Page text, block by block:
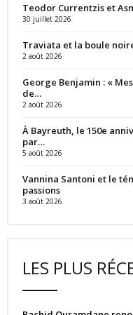
Teodor Currentzis et
30 juillet 2026
Traviata et la boule
2 août 2026
George Benjamin : «
de…
2 août 2026
À Bayreuth, le 150e
par…
5 août 2026
Vannina Santoni et le
passions
3 août 2026
LES PLUS